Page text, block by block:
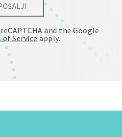
and the Google
of Service apply.